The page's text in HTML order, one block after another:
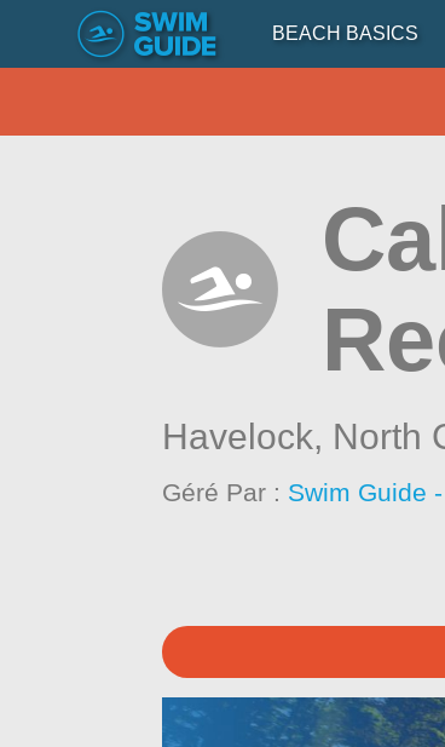
BEACH BASICS
Havelock, North
Géré Par : Swim Guide